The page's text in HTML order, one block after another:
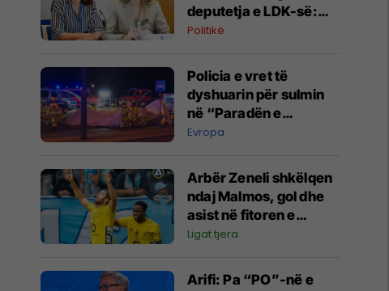
deputetja e LDK-së:
Deklaratë fyese, ne
KFOR-i për zjarre
Politikë
Policia e vret të
dyshuarin për sulmin
në “Paradën e
Krenarisë” në Berlin
Evropa
Arbër Zeneli shkëlqen
ndaj Malmos, gol dhe
asist në fitoren e
Elfsborgut
Ligat tjera
Arifi: Pa “PO”-në e